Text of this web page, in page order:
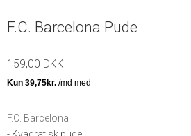
F.C. Barcelona Pude
159,00 DKK
F.C. Barcelona